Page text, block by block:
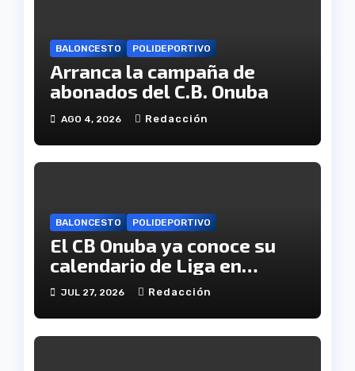
BALONCESTO POLIDEPORTIVO
Arranca la campaña de
abonados del C.B. Onuba
AGO 4, 2026 Redacción
BALONCESTO POLIDEPORTIVO
El CB Onuba ya conoce su
calendario de Liga en
Tercera FEB
JUL 27, 2026 Redacción